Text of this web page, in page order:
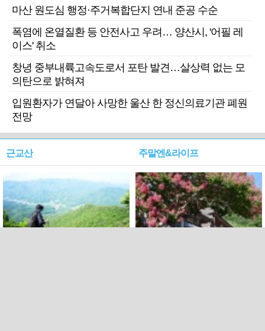
마산 원도심 행정·주거복합단지 연내 준공 수순
폭염에 온열질환 등 안전사고 우려… 양산시, '어필 레
이스' 취소
창녕 중부내륙고속도로서 포탄 발견…살상력 없는 모
의탄으로 밝혀져
입원환자가 연달아 사망한 울산 한 정신의료기관 폐원
전망
근교산 주말엔&라이프